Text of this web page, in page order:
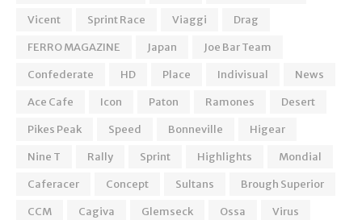
Vicent
Sprint Race Viaggi
Drag
FERRO MAGAZINE
Japan
Joe Bar Team
Confederate
HD Place Indivisual
News
Ace Cafe
Icon Paton Ramones
Desert
Pikes Peak
Speed Bonneville
Higear
Nine T
Rally Sprint Highlights
Mondial
Caferacer
Concept Sultans
Brough Superior
CCM
Cagiva Glemseck Ossa
Virus